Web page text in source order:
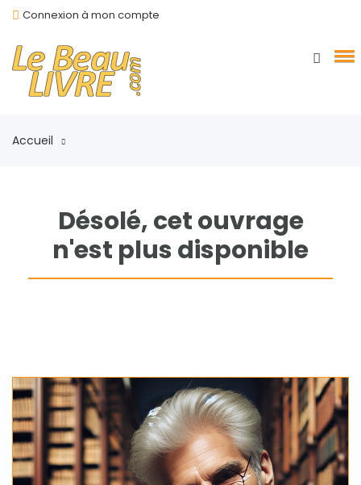
Connexion à mon compte
Accueil
Désolé, cet ouvrage
n'est plus disponible